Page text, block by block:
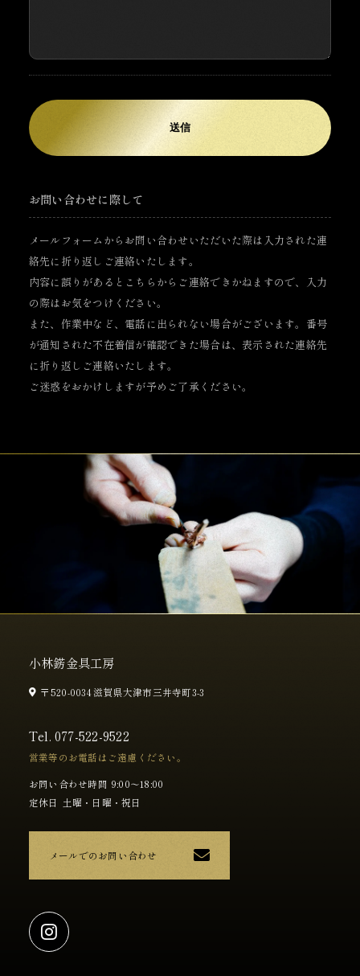
お問い合わせに際して
メールフォームからお問い合わせいただいた際は入力された連
絡先に折り返しご連絡いたします。
内容に誤りがあるとこちらからご連絡できかねますので、入力
の際はお気をつけください。
また、作業中など、電話に出られない場合がございます。番号
が通知された不在着信が確認できた場合は、表示された連絡先
に折り返しご連絡いたします。
ご迷惑をおかけしますが予めご了承ください。
小林錺金具工房
〒520-0034 滋賀県大津市三井寺町3-3
Tel. 077-522-9522
営業等のお電話はご遠慮ください。
お問い合わせ時間 9:00～18:00
定休日 土曜・日曜・祝日
メールでのお問い合わせ